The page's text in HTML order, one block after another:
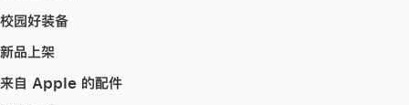
校园好装备
新品上架
来自 Apple 的配件